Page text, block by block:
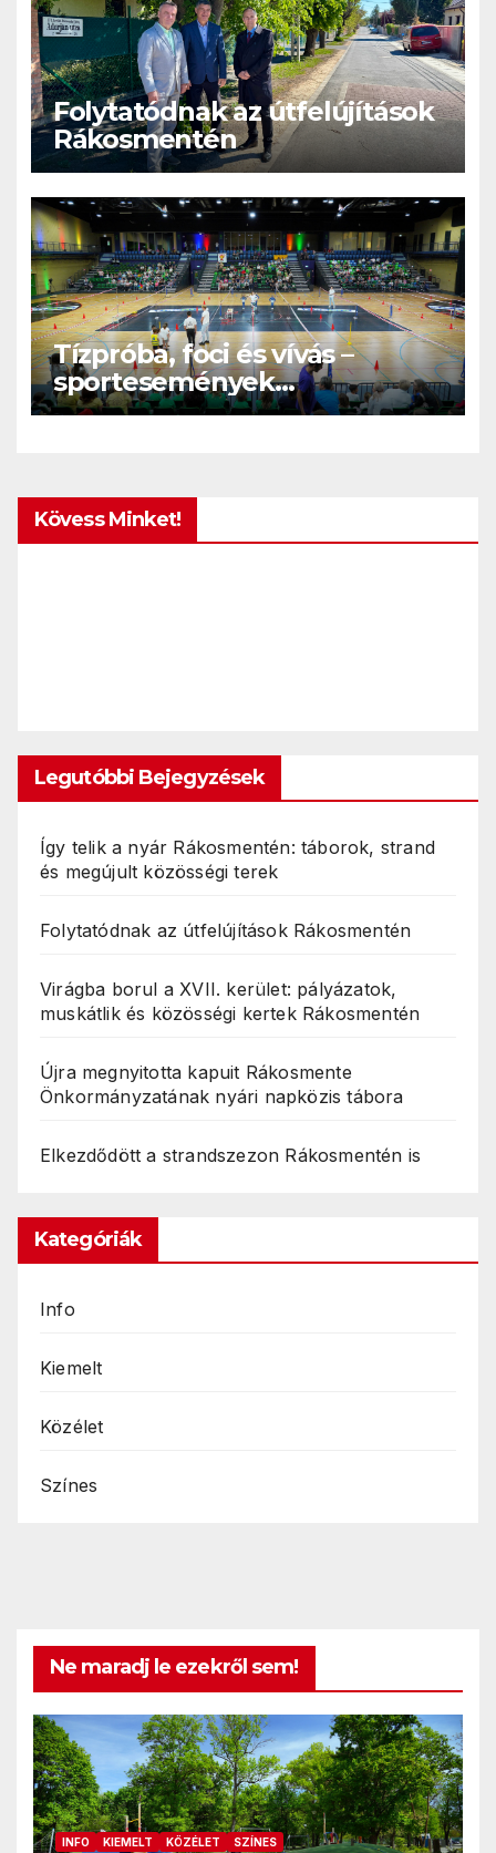
Folytatódnak az útfelújítások
Rákosmentén
Tízpróba, foci és vívás –
sportesemények
Rákosmetén
Kövess Minket!
Legutóbbi Bejegyzések
Így telik a nyár Rákosmentén: táborok, strand
és megújult közösségi terek
Folytatódnak az útfelújítások Rákosmentén
Virágba borul a XVII. kerület: pályázatok,
muskátlik és közösségi kertek Rákosmentén
Újra megnyitotta kapuit Rákosmente
Önkormányzatának nyári napközis tábora
Elkezdődött a strandszezon Rákosmentén is
Kategóriák
Info
Kiemelt
Közélet
Színes
Ne maradj le ezekről sem!
INFO KIEMELT KÖZÉLET SZÍNES